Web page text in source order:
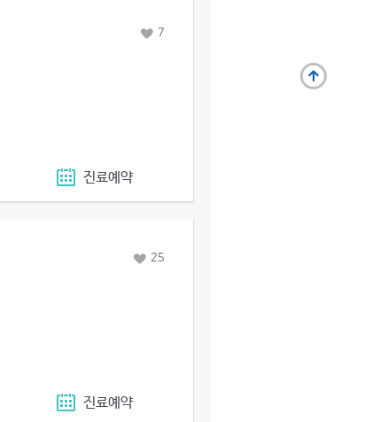
7
진료예약
25
진료예약